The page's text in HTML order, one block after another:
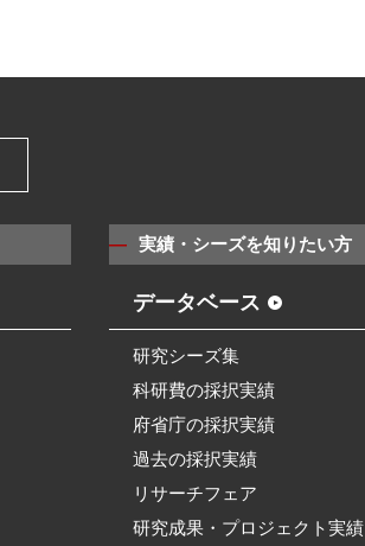
実績・シーズを知りたい方
データベース
研究シーズ集
科研費の採択実績
府省庁の採択実績
過去の採択実績
リサーチフェア
研究成果・プロジェクト実績